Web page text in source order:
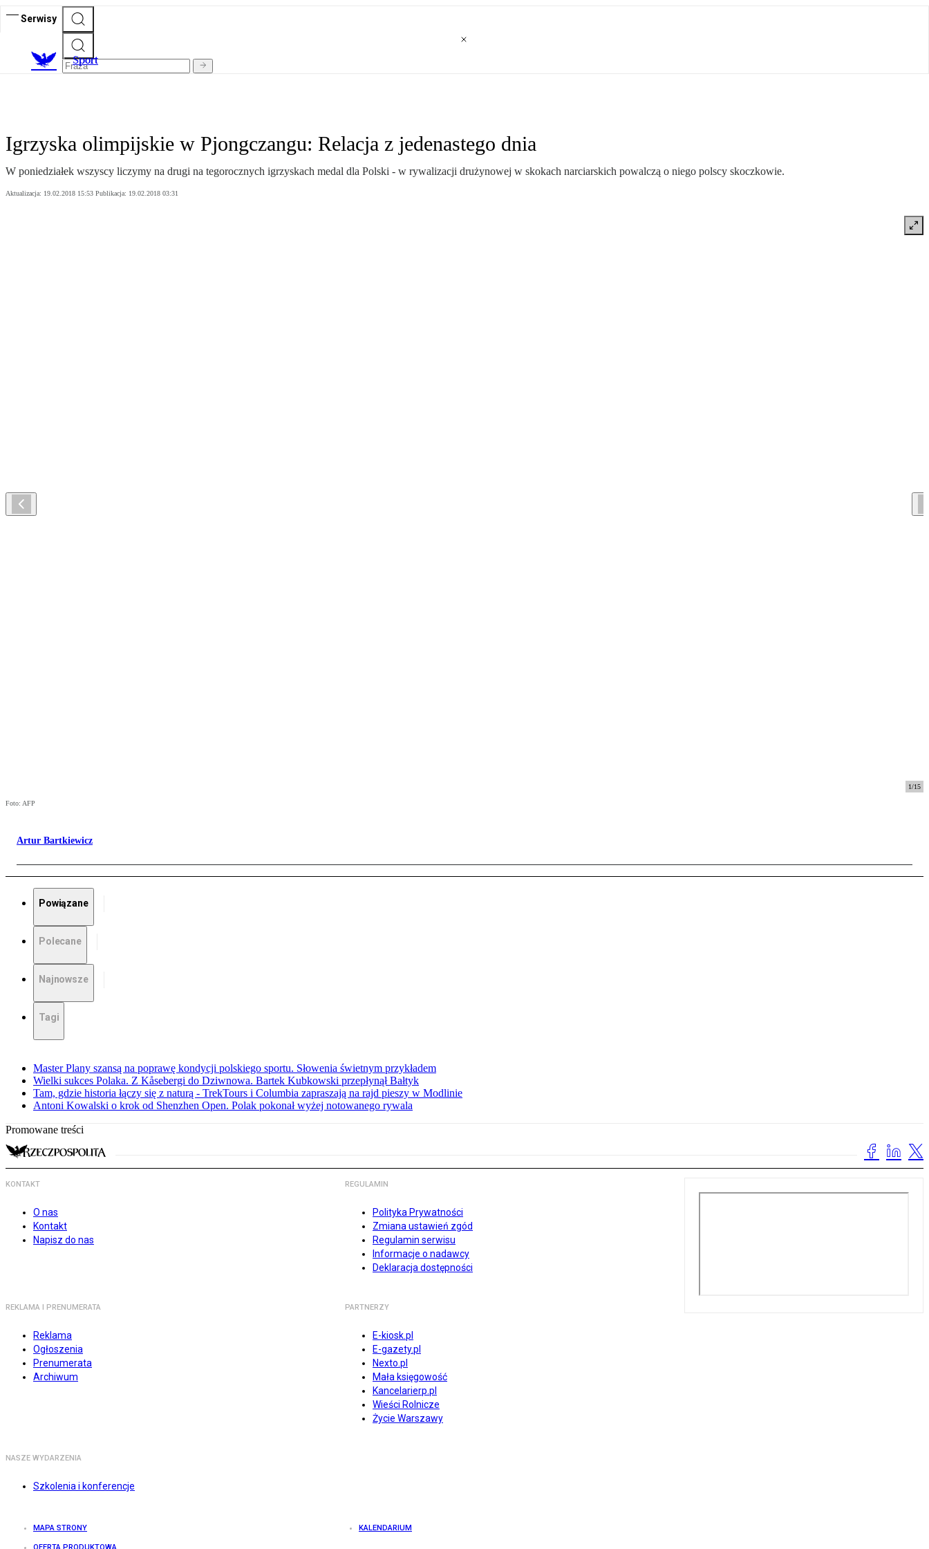
Serwisy
Sport
Igrzyska olimpijskie w Pjongczangu: Relacja z jedenastego dnia
W poniedziałek wszyscy liczymy na drugi na tegorocznych igrzyskach medal dla Polski - w rywalizacji drużynowej w skokach narciarskich powalczą o niego polscy skoczkowie.
Aktualizacja: 19.02.2018 15:53 Publikacja: 19.02.2018 03:31
1/15
Foto: AFP
Artur Bartkiewicz
Powiązane
Polecane
Najnowsze
Tagi
Master Plany szansą na poprawę kondycji polskiego sportu. Słowenia świetnym przykładem
Wielki sukces Polaka. Z Kåsebergi do Dziwnowa. Bartek Kubkowski przepłynął Bałtyk
Tam, gdzie historia łączy się z naturą - TrekTours i Columbia zapraszają na rajd pieszy w Modlinie
Antoni Kowalski o krok od Shenzhen Open. Polak pokonał wyżej notowanego rywala
Promowane treści
KONTAKT
O nas
Kontakt
Napisz do nas
REGULAMIN
Polityka Prywatności
Zmiana ustawień zgód
Regulamin serwisu
Informacje o nadawcy
Deklaracja dostępności
REKLAMA I PRENUMERATA
Reklama
Ogłoszenia
Prenumerata
Archiwum
PARTNERZY
E-kiosk.pl
E-gazety.pl
Nexto.pl
Mała księgowość
Kancelarierp.pl
Wieści Rolnicze
Życie Warszawy
NASZE WYDARZENIA
Szkolenia i konferencje
MAPA STRONY KALENDARIUM